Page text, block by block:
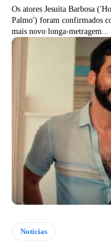
Os atores Jesuíta Barbosa
Palmo') foram confirmados
mais novo longa-metragem...
Notícias